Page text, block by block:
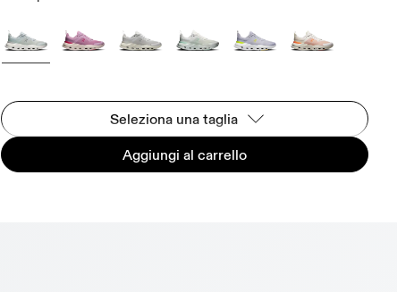
Seleziona una taglia
Aggiungi al carrello